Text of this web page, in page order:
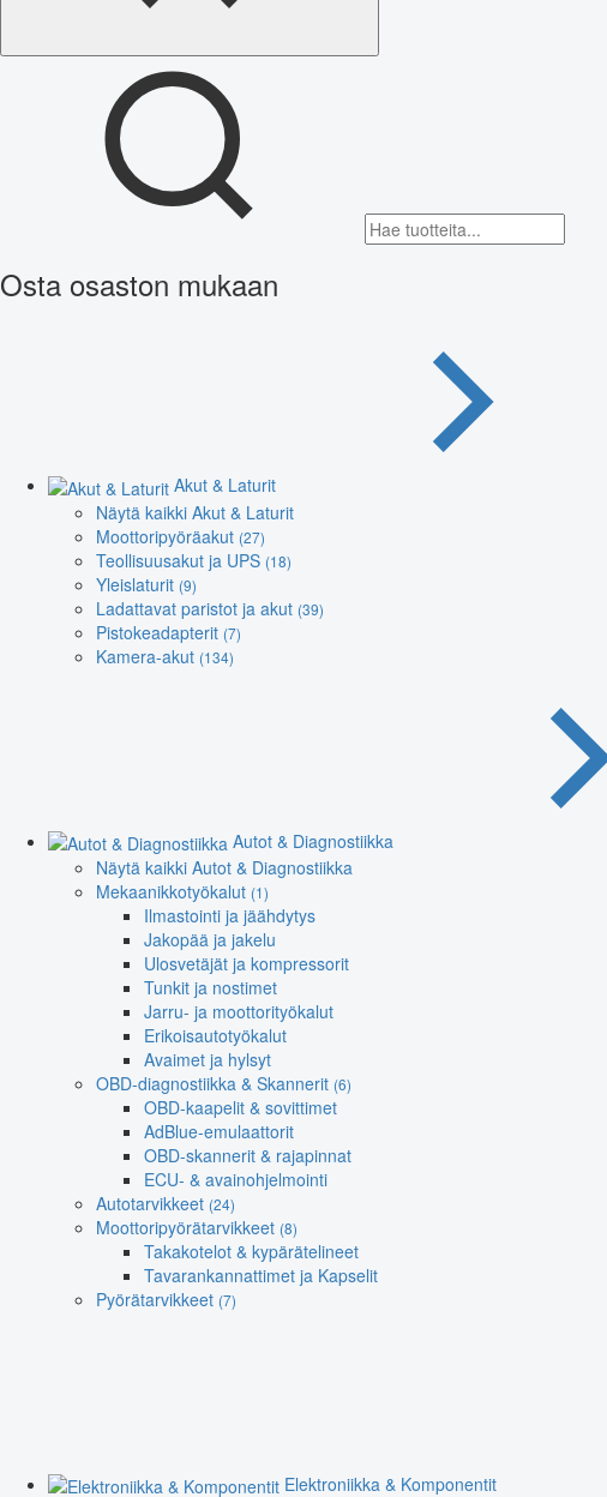
Osta osaston mukaan
Akut & Laturit
Näytä kaikki Akut & Laturit
Moottoripyöräakut (27)
Teollisuusakut ja UPS (18)
Yleislaturit (9)
Ladattavat paristot ja akut (39)
Pistokeadapterit (7)
Kamera-akut (134)
Autot & Diagnostiikka
Näytä kaikki Autot & Diagnostiikka
Mekaanikkotyökalut (1)
Ilmastointi ja jäähdytys
Jakopää ja jakelu
Ulosvetäjät ja kompressorit
Tunkit ja nostimet
Jarru- ja moottorityökalut
Erikoisautotyökalut
Avaimet ja hylsyt
OBD-diagnostiikka & Skannerit (6)
OBD-kaapelit & sovittimet
AdBlue-emulaattorit
OBD-skannerit & rajapinnat
ECU- & avainohjelmointi
Autotarvikkeet (24)
Moottoripyörätarvikkeet (8)
Takakotelot & kypärätelineet
Tavarankannattimet ja Kapselit
Pyörätarvikkeet (7)
Elektroniikka & Komponentit